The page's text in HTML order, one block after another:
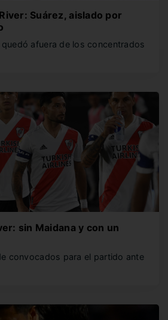
Suárez, aislado por
quedó afuera de los concentrados
sin Maidana y con un
convocados para el partido ante